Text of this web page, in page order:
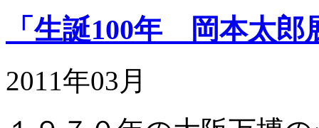
「生誕100年 岡本太郎
2011年03月